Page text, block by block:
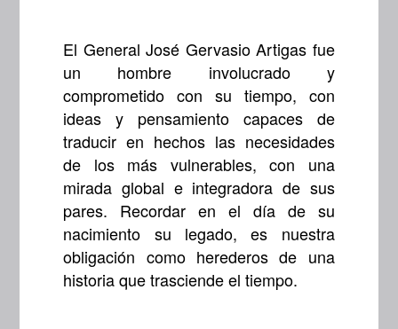
El General José Gervasio Artigas fue
un hombre involucrado y
comprometido con su tiempo, con
ideas y pensamiento capaces de
traducir en hechos las necesidades
de los más vulnerables, con una
mirada global e integradora de sus
pares. Recordar en el día de su
nacimiento su legado, es nuestra
obligación como herederos de una
historia que trasciende el tiempo.